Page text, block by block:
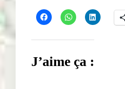
J’aime ça :